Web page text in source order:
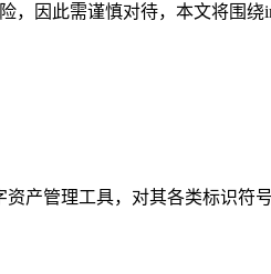
因此需谨慎对待，本文将围
产管理工具，对其各类标识